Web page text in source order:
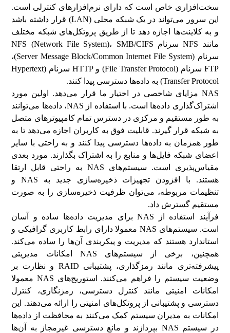
سخت‌افزاری خاص است که دارای نرم‌افزارهای کنترلی است.
این سرور می‌تواند در یک شبکه محلی (LAN) قرار داشته باشد
و به کلاینت‌ها اجازه ‌دهد تا از طریق پروتکل‌های شبکه مختلف
مانند NFS سرنام NFS (Network File System)، SMB/CIFS
سرنام (Server Message Block/Common Internet File System)،
FTP سرنام (File Transfer Protocol) و HTTP سرنام (Hypertext
Transfer Protocol) به داده‌ها دسترسی پیدا کنند.
NAS مزایای شاخصی در اختیار ما قرار می‌دهد. اولین مورد
اشتراک‌گذاری داده‌ها است. با استفاده از NAS، داده‌ها می‌توانند
به طور مستقیم و مرکزی در دسترس تمام کامپیوترهای متصل
به شبکه قرار گیرند. قابلیت فوق به کاربران اجازه می‌دهد تا به
طور همزمان به داده‌ها دسترسی پیدا کنند و به راحتی با سایر
اعضای شبکه فایل‌ها و منابع را به اشتراک بگذارند. مورد بعدی
مقیاس‌پذیری است. سیستم‌های NAS به راحتی قابل ارتقا
هستند. با افزودن تجهیزات ذخیره‌سازی جدید به NAS و
تنظیمات مربوطه، می‌توان ظرفیت ذخیره‌سازی را به صورت
مستقیم گسترش داد.
فرآیند استفاده از NAS برای مدیریت داده‌ها ساده و آسان
است. سیستم‌های NAS معمولا دارای رابط کاربری گرافیکی و
استاندارد هستند که مدیریت و پیکربندی آن‌ها را ساده می‌کند.
همچنین، برخی از سیستم‌های NAS امکانات مدیریتی
پیشرفته‌تری مانند رمزگذاری، پشتیبانی RAID و نظارت بر
وضعیت سیستم را فراهم می‌کنند. استوریج‌های NAS معمولا
امکانات امنیتی مانند کنترل دسترسی، رمزنگاری، کنترل
دسترسی و پشتیبانی از پروتکل‌های امنیتی را ارائه می‌دهند. این
امکانات به مدیران سیستم کمک می‌کنند به محافظت از داده‌ها
در سیستم NAS بپردازند و مانع دسترسی غیرمجاز به آن‌ها